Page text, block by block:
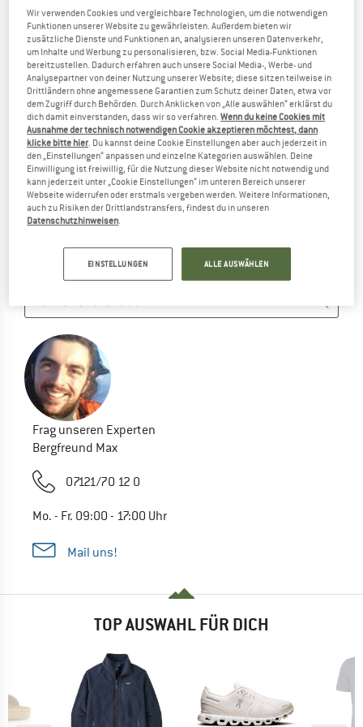
VON KUPILKA IM SORTIMENT...
...aber wir können Alternativen bieten. Damit Du diese
schnell findest, kannst Du eine der folgenden Möglichkeiten
nutzen:
Wir lassen Dich natürlich nicht hängen! Nutze einfach eine
der folgenden Möglichkeiten:
TIPPS ZUR SUCHE
Probier folgendes:
Schreibweise überprüfen
weniger Suchbegriffe
suche nach der Marke
Frag unseren Experten
Bergfreund Max
07121/70 12 0
Mo. - Fr. 09:00 - 17:00 Uhr
Mail uns!
TOP AUSWAHL FÜR DICH
Wir verwenden Cookies und vergleichbare Technologien, um die notwendigen
Funktionen unserer Website zu gewährleisten. Außerdem bieten wir
zusätzliche Dienste und Funktionen an, analysieren unseren Datenverkehr,
um Inhalte und Werbung zu personalisieren, bzw. Social Media-Funktionen
bereitzustellen. Dadurch erfahren auch unsere Social Media-, Werbe- und
Analysepartner von deiner Nutzung unserer Website; diese sitzen teilweise in
Drittländern ohne angemessene Garantien zum Schutz deiner Daten, etwa vor
dem Zugriff durch Behörden. Durch Anklicken von „Alle auswählen“ erklärst du
dich damit einverstanden, dass wir so verfahren.Wenn du keine Cookies mit
Ausnahme der technisch notwendigen Cookie akzeptieren möchtest, dann
klicke bitte hier. Du kannst deine Cookie Einstellungen aber auch jederzeit in
den „Einstellungen“ anpassen und einzelne Kategorien auswählen. Deine
Einwilligung ist freiwillig, für die Nutzung dieser Website nicht notwendig und
kann jederzeit unter „Cookie Einstellungen“ im unteren Bereich unserer
Webseite widerrufen oder erstmals vergeben werden. Weitere Informationen,
auch zu Risiken der Drittlandstransfers, findest du in unseren
Datenschutzhinweisen.
EINSTELLUNGEN ALLE AUSWÄHLEN